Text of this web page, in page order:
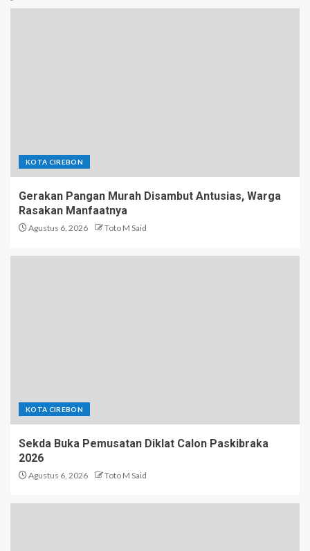
KOTA CIREBON
Gerakan Pangan Murah Disambut Antusias, Warga
Rasakan Manfaatnya
Agustus 6, 2026 Toto M Said
KOTA CIREBON
Sekda Buka Pemusatan Diklat Calon Paskibraka
2026
Agustus 6, 2026 Toto M Said